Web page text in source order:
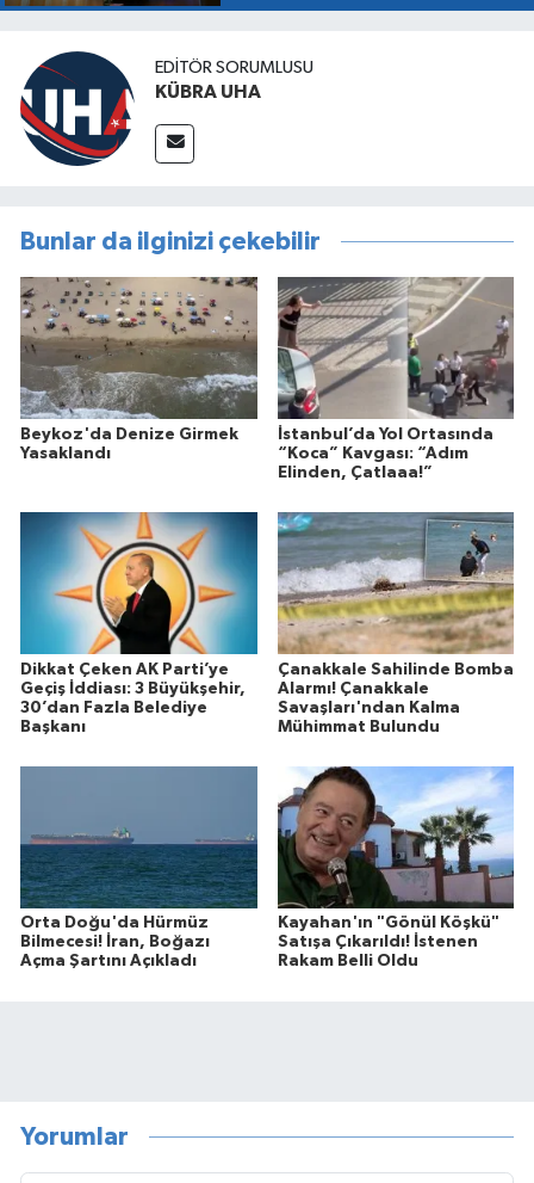
EDİTÖR SORUMLUSU
KÜBRA UHA
Bunlar da ilginizi çekebilir
Beykoz'da Denize Girmek
Yasaklandı
İstanbul’da Yol Ortasında
“Koca” Kavgası: “Adım
Elinden, Çatlaaa!”
Dikkat Çeken AK Parti’ye
Geçiş İddiası: 3 Büyükşehir,
30’dan Fazla Belediye
Başkanı
Çanakkale Sahilinde Bomba
Alarmı! Çanakkale
Savaşları'ndan Kalma
Mühimmat Bulundu
Orta Doğu'da Hürmüz
Bilmecesi! İran, Boğazı
Açma Şartını Açıkladı
Kayahan'ın "Gönül Köşkü"
Satışa Çıkarıldı! İstenen
Rakam Belli Oldu
Yorumlar